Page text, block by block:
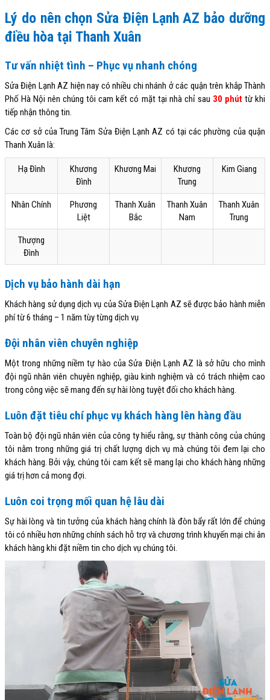
Lý do nên chọn Sửa Điện Lạnh AZ bảo dưỡng
điều hòa tại Thanh Xuân
Tư vấn nhiệt tình – Phục vụ nhanh chóng
Sửa Điện Lạnh AZ hiện nay có nhiều chi nhánh ở các quận trên khắp Thành
Phố Hà Nội nên chúng tôi cam kết có mặt tại nhà chỉ sau 30 phúttừ khi
tiếp nhận thông tin.
Các cơ sở của Trung Tâm Sửa Điện Lạnh AZ có tại các phường của quận
Thanh Xuân là:
Hạ Đình
Khương
Đình
Khương Mai
Khương
Trung
Kim Giang
Nhân Chính
Phương
Liệt
Thanh Xuân
Bắc
Thanh Xuân
Nam
Thanh Xuân
Trung
Thượng
Đình
Dịch vụ bảo hành dài hạn
Khách hàng sử dụng dịch vụ của Sửa Điện Lạnh AZ sẽ được bảo hành miễn
phí từ 6 tháng – 1 năm tùy từng dịch vụ
Đội nhân viên chuyên nghiệp
Một trong những niềm tự hào của Sửa Điện Lạnh AZ là sở hữu cho mình
đội ngũ nhân viên chuyên nghiệp, giàu kinh nghiệm và có trách nhiệm cao
trong công việc sẽ mang đến sự hài lòng tuyệt đối cho khách hàng.
Luôn đặt tiêu chí phục vụ khách hàng lên hàng đầu
Toàn bộ đội ngũ nhân viên của công ty hiểu rằng, sự thành công của chúng
tôi nằm trong những giá trị chất lượng dịch vụ mà chúng tôi đem lại cho
khách hàng. Bởi vậy, chúng tôi cam kết sẽ mang lại cho khách hàng những
giá trị hơn cả mong đợi.
Luôn coi trọng mối quan hệ lâu dài
Sự hài lòng và tin tưởng của khách hàng chính là đòn bẩy rất lớn để chúng
tôi có nhiều hơn những chính sách hỗ trợ và chương trình khuyến mại chi ân
khách hàng khi đặt niềm tin cho dịch vụ chúng tôi.